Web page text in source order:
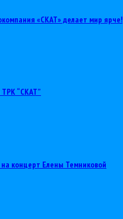
«СКАТ» делает мир ярче!
“СКАТ”
концерт Елены Темниковой